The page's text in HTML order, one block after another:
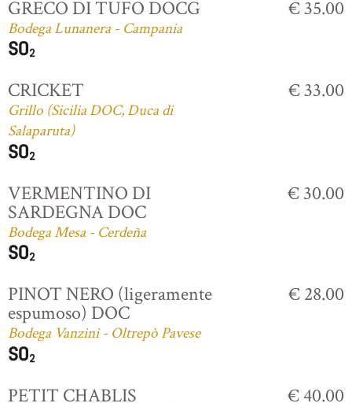
GRECO DI TUFO DOCG
Bodega Lunanera - Campania
€ 35.00
CRICKET
Grillo (Sicilia DOC, Duca di
Salaparuta)
€ 33.00
VERMENTINO DI
SARDEGNA DOC
Bodega Mesa - Cerdeña
€ 30.00
PINOT NERO (ligeramente
espumoso) DOC
Bodega Vanzini - Oltrepò Pavese
€ 28.00
PETIT CHABLIS € 40.00